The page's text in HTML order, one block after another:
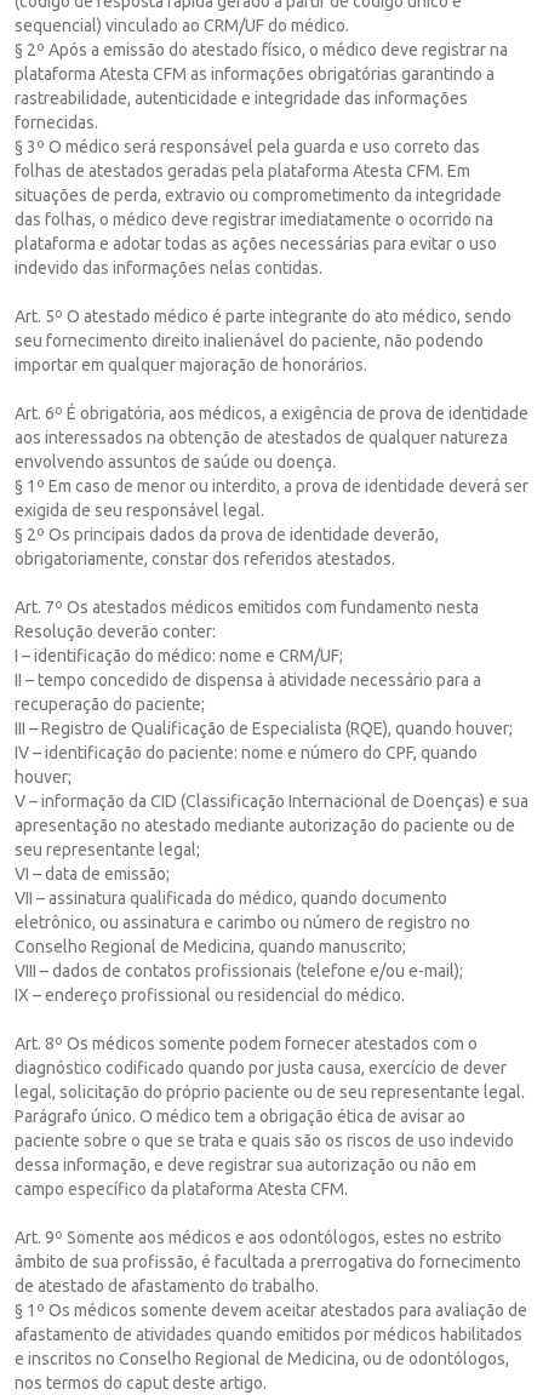
sequencial) vinculado ao CRM/UF do médico.
§ 2º Após a emissão do atestado físico, o médico deve registrar na
plataforma Atesta CFM as informações obrigatórias garantindo a
rastreabilidade, autenticidade e integridade das informações
fornecidas.
§ 3º O médico será responsável pela guarda e uso correto das
folhas de atestados geradas pela plataforma Atesta CFM. Em
situações de perda, extravio ou comprometimento da integridade
das folhas, o médico deve registrar imediatamente o ocorrido na
plataforma e adotar todas as ações necessárias para evitar o uso
indevido das informações nelas contidas.
Art. 5º O atestado médico é parte integrante do ato médico, sendo
seu fornecimento direito inalienável do paciente, não podendo
importar em qualquer majoração de honorários.
Art. 6º É obrigatória, aos médicos, a exigência de prova de identidade
aos interessados na obtenção de atestados de qualquer natureza
envolvendo assuntos de saúde ou doença.
§ 1º Em caso de menor ou interdito, a prova de identidade deverá ser
exigida de seu responsável legal.
§ 2º Os principais dados da prova de identidade deverão,
obrigatoriamente, constar dos referidos atestados.
Art. 7º Os atestados médicos emitidos com fundamento nesta
Resolução deverão conter:
I – identificação do médico: nome e CRM/UF;
II – tempo concedido de dispensa à atividade necessário para a
recuperação do paciente;
III – Registro de Qualificação de Especialista (RQE), quando houver;
IV – identificação do paciente: nome e número do CPF, quando
houver;
V – informação da CID (Classificação Internacional de Doenças) e sua
apresentação no atestado mediante autorização do paciente ou de
seu representante legal;
VI – data de emissão;
VII – assinatura qualificada do médico, quando documento
eletrônico, ou assinatura e carimbo ou número de registro no
Conselho Regional de Medicina, quando manuscrito;
VIII – dados de contatos profissionais (telefone e/ou e-mail);
IX – endereço profissional ou residencial do médico.
Art. 8º Os médicos somente podem fornecer atestados com o
diagnóstico codificado quando por justa causa, exercício de dever
legal, solicitação do próprio paciente ou de seu representante legal.
Parágrafo único. O médico tem a obrigação ética de avisar ao
paciente sobre o que se trata e quais são os riscos de uso indevido
dessa informação, e deve registrar sua autorização ou não em
campo específico da plataforma Atesta CFM.
Art. 9º Somente aos médicos e aos odontólogos, estes no estrito
âmbito de sua profissão, é facultada a prerrogativa do fornecimento
de atestado de afastamento do trabalho.
§ 1º Os médicos somente devem aceitar atestados para avaliação de
afastamento de atividades quando emitidos por médicos habilitados
e inscritos no Conselho Regional de Medicina, ou de odontólogos,
nos termos do caput deste artigo.